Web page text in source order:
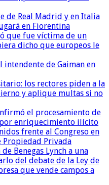
de Real Madrid y en Italia
en Fiorentina
que fue víctima de un
dicho que europeos le
de Gaiman en
los rectores piden a la
y aplique multas si no
el procesamiento de
por enriquecimiento ilícito
frente al Congreso en
Propiedad Privada
Benegas Lynch a una
del debate de la Ley de
que vende campos a